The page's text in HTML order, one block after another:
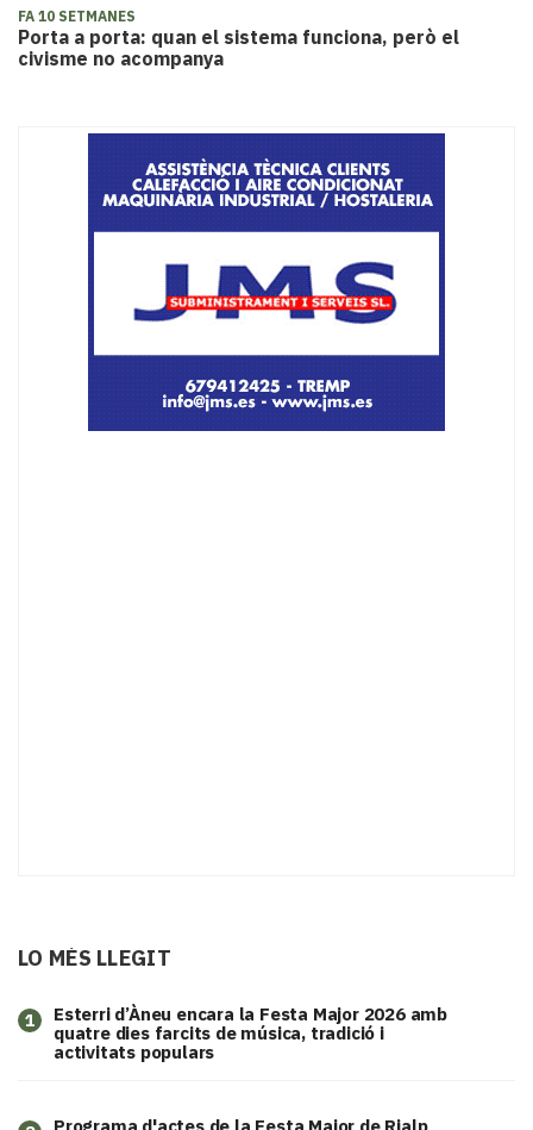
FA 10 SETMANES
Porta a porta: quan el sistema funciona, però el
civisme no acompanya
LO MÉS LLEGIT
1
Esterri d’Àneu encara la Festa Major 2026 amb
quatre dies farcits de música, tradició i
activitats populars
Programa d'actes de la Festa Major de Rialp